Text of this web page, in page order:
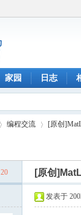
家园 日志
编程交流
›
[原创
20 [原创
发表于